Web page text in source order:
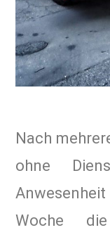
Nach
ohne
Woche